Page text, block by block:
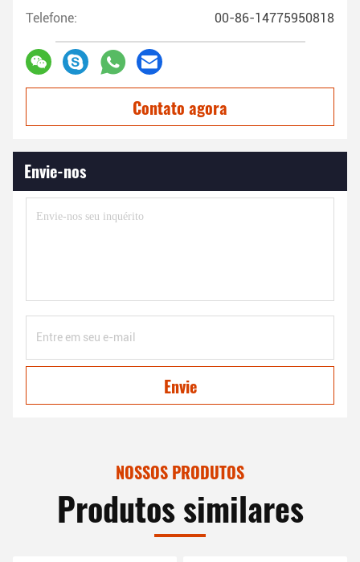
Telefone: 00-86-14775950818
Contato agora
Envie-nos
Envie
NOSSOS PRODUTOS
Produtos similares